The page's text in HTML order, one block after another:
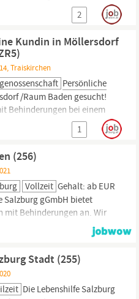
Dann sind Sie bei uns
erledigen Sie
2
Kundin in Möllersdorf
Traiskirchen
Persönliche
/Raum Baden gesucht!
Behinderungen bei einem
Dann sind Sie bei uns
erledigen Sie
1
(256)
Vollzeit Gehalt: ab EUR
Salzburg gGmbH bietet
mit Behinderungen an. Wir
Aigen lebende 40-
Assistent:in im
Stadt (255)
Die Lebenshilfe Salzburg